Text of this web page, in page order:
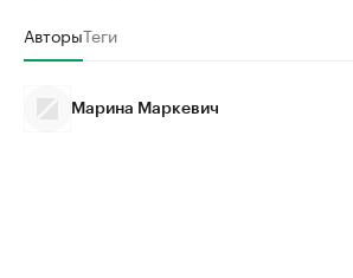
АвторыТеги
Марина Маркевич